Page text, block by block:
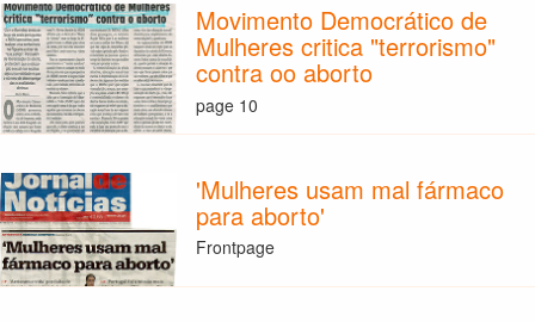
Movimento Democrático de
Mulheres critica "terrorismo"
contra oo aborto
page 10
'Mulheres usam mal fármaco
para aborto'
Frontpage